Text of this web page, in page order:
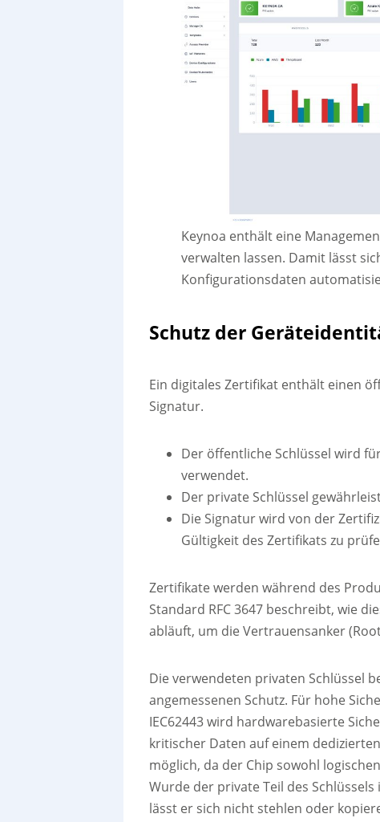
Keynoa enthält eine
verwalten lassen. Damit lässt
Konfigurationsdaten
Schutz der
Ein digitales Zertifikat enthält einen
Signatur.
Der öffentliche Schlüssel wird
verwendet.
Der private Schlüssel
Die Signatur wird von der
Gültigkeit des Zertifikats zu
Zertifikate werden während des
Standard RFC 3647 beschreibt, wie
abläuft, um die Vertrauensanker
Die verwendeten privaten Schlüssel
angemessenen Schutz. Für hohe
IEC62443 wird hardwarebasierte
kritischer Daten auf einem
möglich, da der Chip sowohl
Wurde der private Teil des
lässt er sich nicht stehlen oder